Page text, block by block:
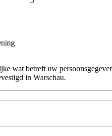
wat betreft uw
in Warschau.